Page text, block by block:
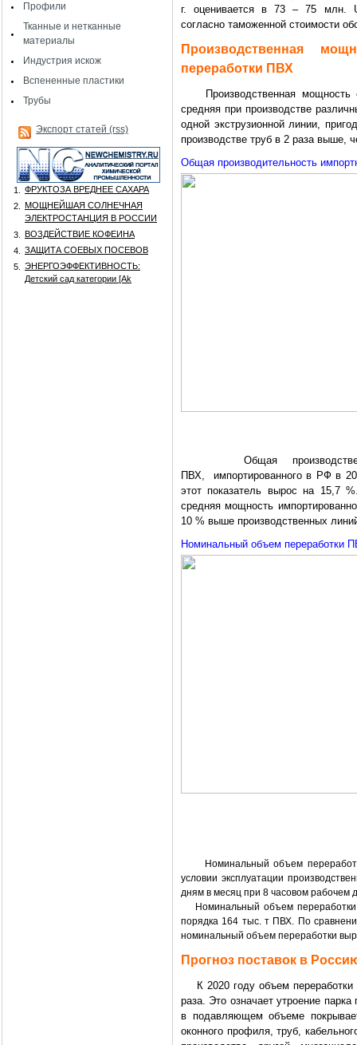
Профили
Тканные и нетканные
материалы
Индустрия искож
Вспененные пластики
Трубы
Экспорт статей (rss)
1.
ФРУКТОЗА ВРЕДНЕЕ САХАРА
2.
МОЩНЕЙШАЯ СОЛНЕЧНАЯ
ЭЛЕКТРОСТАНЦИЯ В РОССИИ
3.
ВОЗДЕЙСТВИЕ КОФЕИНА
4.
ЗАЩИТА СОЕВЫХ ПОСЕВОВ
5.
ЭНЕРГОЭФФЕКТИВНОСТЬ:
Детский сад категории [Аk
г. оценивается в 73 – 75 млн.
согласно таможенной стоимости
Производственная
переработки ПВХ
Производственная мощность
средняя при производстве
одной экструзионной линии,
производстве труб в 2 раза выше,
Общая производительность
Общая
ПВХ,
импортированного в РФ в
этот показатель вырос на 15,7
средняя мощность
10 % выше производственных
Номинальный объем переработки
Номинальный объем
условии эксплуатации
дням в месяц при 8 часовом рабочем
Номинальный объем переработки
порядка 164 тыс. т ПВХ. По
номинальный объем переработки
Прогноз поставок в
К 2020 году объем переработки
раза. Это означает утроение
в подавляющем объеме
оконного профиля, труб,